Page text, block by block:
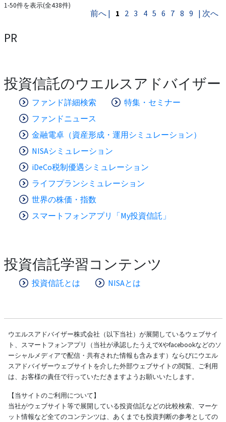
1-50件を表示(全438件)
前へ | 1 2 3 4 5 6 7 8 9 | 次へ
PR
投資信託のウエルスアドバイザー
ファンド詳細検索
特集・セミナー
ファンドニュース
金融電卓（資産形成・運用シミュレーション）
NISAシミュレーション
iDeCo税制優遇シミュレーション
ライフプランシミュレーション
世界の株価・指数
スマートフォンアプリ「My投資信託」
投資信託学習コンテンツ
投資信託とは NISAとは
ウエルスアドバイザー株式会社（以下当社）が展開しているウェブサイ
ト、スマートフォンアプリ（当社が承認したうえでXやfacebookなどのソ
ーシャルメディアで配信・共有された情報も含みます）ならびにウエル
スアドバイザーウェブサイトを介した外部ウェブサイトの閲覧、ご利用
は、お客様の責任で行っていただきますようお願いいたします。
【当サイトのご利用について】
当社がウェブサイト等で展開している投資信託などの比較検索、マーケ
ット情報など全てのコンテンツは、あくまでも投資判断の参考としての